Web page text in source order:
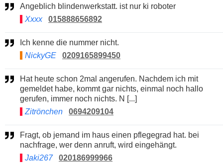
Angeblich blindenwerkstatt. ist nur ki roboter
Xxxx
015888656892
Ich kenne die nummer nicht.
NickyGE
0209165899450
Hat heute schon 2mal angerufen. Nachdem ich mit
gemeldet habe, kommt gar nichts, einmal noch hallo
gerufen, immer noch nichts. N [...]
Zitrönchen
0694209104
Fragt, ob jemand im haus einen pflegegrad hat. bei
nachfrage, wer denn anruft, wird eingehängt.
Jaki267
020186999966